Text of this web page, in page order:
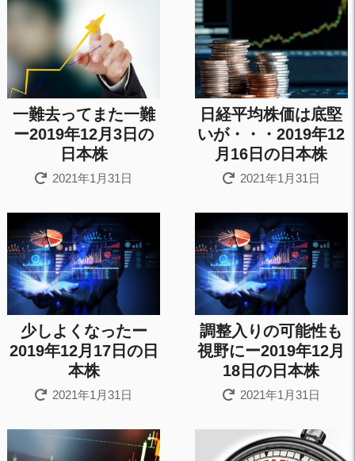
一難去ってまた一難
ー2019年12月3日の
日本株
2021年1月31日
日経平均株価は底堅
いが・・・2019年12
月16日の日本株
2021年1月31日
少しよくなったー
2019年12月17日の日
本株
2021年1月31日
調整入りの可能性も
視野にー2019年12月
18日の日本株
2021年1月31日